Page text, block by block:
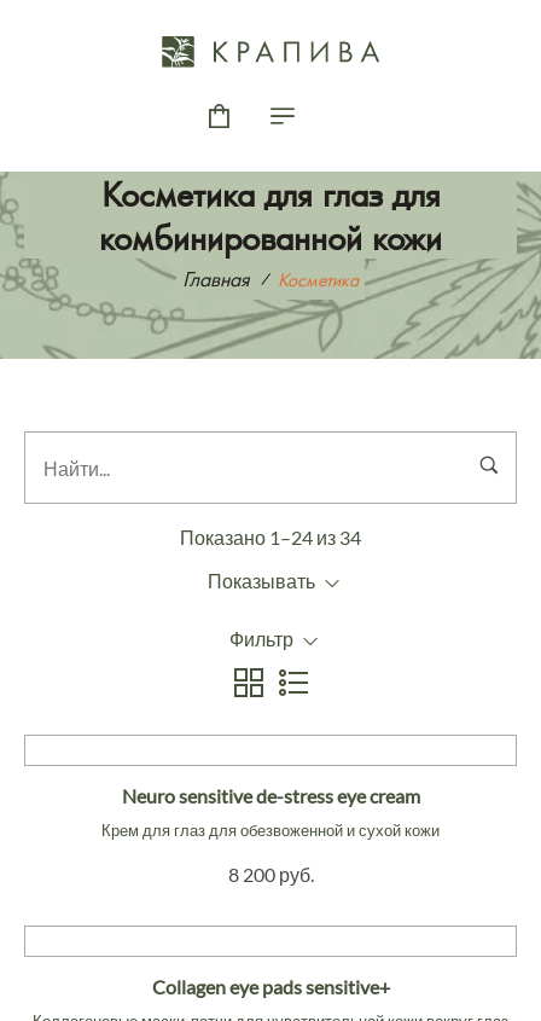
Косметика для глаз для
комбинированной кожи
Главная Косметика
Показано 1–24 из 34
Показывать
Фильтр
Neuro sensitive de-stress eye cream
Крем для глаз для обезвоженной и сухой кожи
8 200 руб.
Collagen eye pads sensitive+